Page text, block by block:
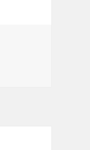
über die